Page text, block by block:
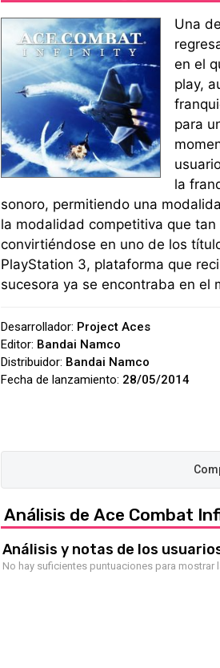
Una
en el
play,
para
la
sonoro, permitiendo una
la modalidad competitiva que
convirtiéndose en uno de los
PlayStation 3, plataforma que
sucesora ya se encontraba en el
Desarrollador: Project Aces
Editor: Bandai Namco
Distribuidor: Bandai Namco
Fecha de lanzamiento: 28/05/2014
Análisis de Ace Combat
Análisis y notas de los
No hay suficientes puntuaciones para mostrar